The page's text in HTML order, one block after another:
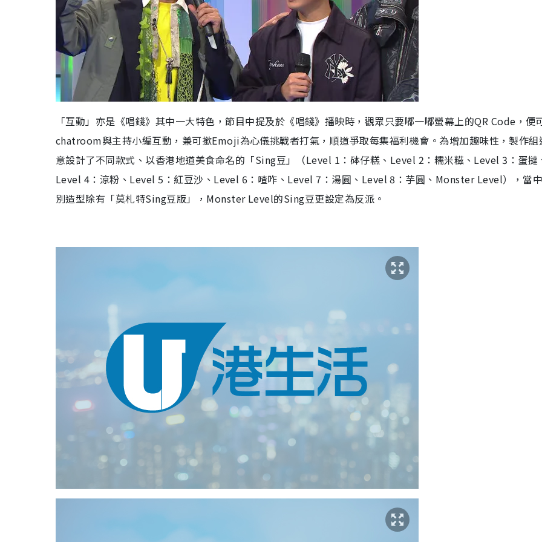
「互動」亦是《唱錢》其中一大特色，節目中提及於《唱錢》播映時，觀眾只要嘟一嘟螢幕上的QR Code，便
chatroom與主持小編互動，兼可撳Emoji為心儀挑戰者打氣，順道爭取每集福利機會。為增加趣味性，製作組
意設計了不同款式、以香港地道美食命名的「Sing豆」（Level 1：砵仔糕、Level 2：糯米糍、Level 3：蛋撻
Level 4：涼粉、Level 5：紅豆沙、Level 6：喳咋、Level 7：湯圓、Level 8：芋圓、Monster Level），當
別造型除有「莫札特Sing豆版」，Monster Level的Sing豆更設定為反派。